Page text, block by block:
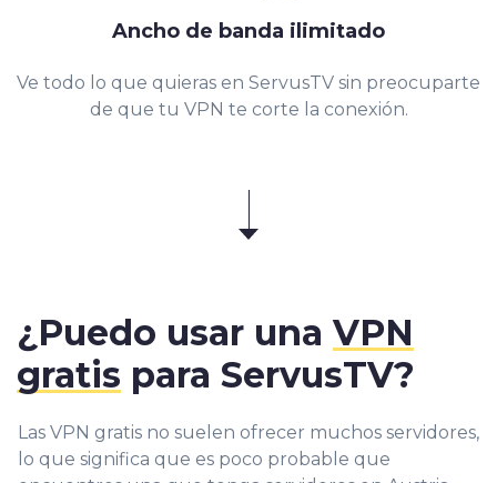
Ancho de banda ilimitado
Ve todo lo que quieras en ServusTV sin preocuparte
de que tu VPN te corte la conexión.
¿Puedo usar una VPN
gratis para ServusTV?
Las VPN gratis no suelen ofrecer muchos servidores,
lo que significa que es poco probable que